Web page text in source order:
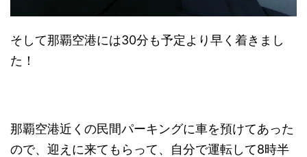
そして那覇空港には30分も予定より早く着きまし
た！
那覇空港近くの民間パーキングに車を預けてあった
ので、迎えに来てもらって、自分で運転して8時半